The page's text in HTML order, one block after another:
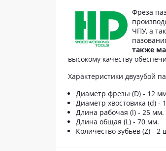
Фреза
ЧПУ, а
также
высокому качеству
Характеристики двузубой
Диаметр фрезы (D) - 12
Диаметр хвостовика (d) -
Длина рабочая (l) - 25 мм.
Длина общая (L) - 70 мм.
Количество зубьев (Z) - 2